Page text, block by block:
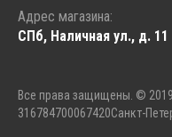
Адрес магазина:
СПб, Наличная ул., д. 11
Все права защищены. © 2019.
316784700067420Санкт-